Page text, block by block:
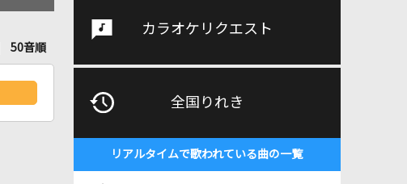
カラオケリクエスト
全国りれき
リアルタイムで歌われている曲の一覧
50音順